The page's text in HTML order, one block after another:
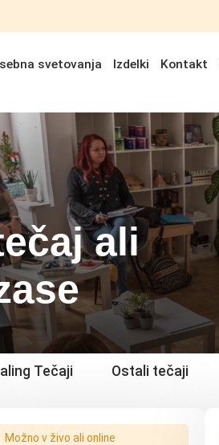
svetovanja Izdelki Kontakt
ali
Tečaji Ostali tečaji
Možno v živo ali online